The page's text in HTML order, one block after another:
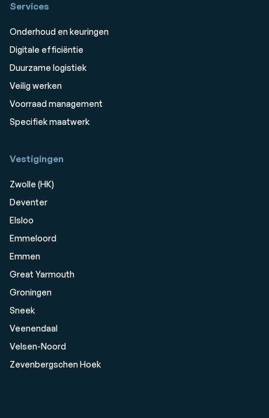
Services
Onderhoud en keuringen
Digitale efficiëntie
Duurzame logistiek
Veilig werken
Voorraad management
Specifiek maatwerk
Vestigingen
Zwolle (HK)
Deventer
Elsloo
Emmeloord
Emmen
Great Yarmouth
Groningen
Sneek
Veenendaal
Velsen-Noord
Zevenbergschen Hoek